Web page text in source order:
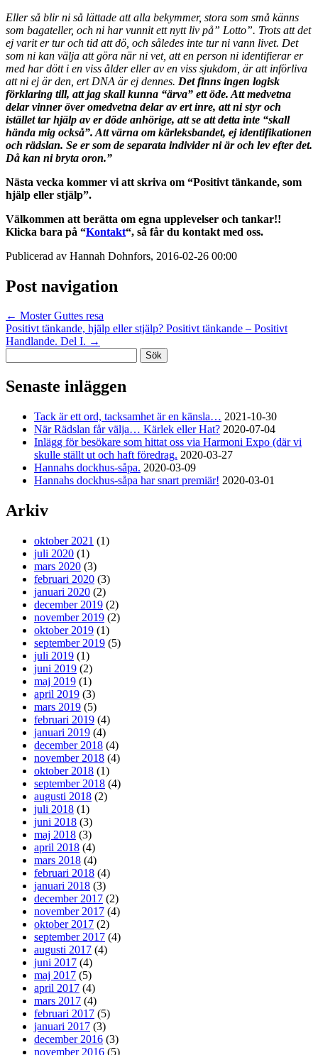
Eller så blir ni så lättade att alla bekymmer, stora som små känns
som bagateller, och ni har vunnit ett nytt liv på” Lotto”. Trots att det
ej varit er tur och tid att dö, och således inte tur ni vann livet. Det
som ni kan välja att göra när ni vet, att en person ni identifierar er
med har dött i en viss ålder eller av en viss sjukdom, är att införliva
att ni ej är den, ert DNA är ej dennes. Det finns ingen logisk
förklaring till, att jag skall kunna “ärva” ett öde. Att medvetna
delar vinner över omedvetna delar av ert inre, att ni styr och
istället tar hjälp av er döde anhörige, att se att detta inte “skall
hända mig också”. Att värna om kärleksbandet, ej identifikationen
och rädslan. Se er som de separata individer ni är och lev efter det.
Då kan ni bryta oron.”
Nästa vecka kommer vi att skriva om “Positivt tänkande, som
hjälp eller stjälp”.
Välkommen att berätta om egna upplevelser och tankar!!
Klicka bara på “Kontakt“, så får du kontakt med oss.
Publicerad av Hannah Dohnfors, 2016-02-26 00:00
Post navigation
← Moster Guttes resa
Positivt tänkande, hjälp eller stjälp? Positivt tänkande – Positivt
Handlande. Del I. →
efter:
Senaste inläggen
Tack är ett ord, tacksamhet är en känsla… 2021-10-30
När Rädslan får välja… Kärlek eller Hat? 2020-07-04
Inlägg för besökare som hittat oss via Harmoni Expo (där vi
skulle ställt ut och haft föredrag. 2020-03-27
Hannahs dockhus-såpa. 2020-03-09
Hannahs dockhus-såpa har snart premiär! 2020-03-01
Arkiv
oktober 2021 (1)
juli 2020 (1)
mars 2020 (3)
februari 2020 (3)
januari 2020 (2)
december 2019 (2)
november 2019 (2)
oktober 2019 (1)
september 2019 (5)
juli 2019 (1)
juni 2019 (2)
maj 2019 (1)
april 2019 (3)
mars 2019 (5)
februari 2019 (4)
januari 2019 (4)
december 2018 (4)
november 2018 (4)
oktober 2018 (1)
september 2018 (4)
augusti 2018 (2)
juli 2018 (1)
juni 2018 (3)
maj 2018 (3)
april 2018 (4)
mars 2018 (4)
februari 2018 (4)
januari 2018 (3)
december 2017 (2)
november 2017 (4)
oktober 2017 (2)
september 2017 (4)
augusti 2017 (4)
juni 2017 (4)
maj 2017 (5)
april 2017 (4)
mars 2017 (4)
februari 2017 (5)
januari 2017 (3)
december 2016 (3)
november 2016 (5)